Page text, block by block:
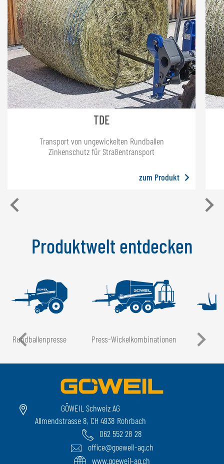
TDE
Transport von ungewickelten Rundballen
Zinkenschutz für Straßentransport
zum Produkt
Produktwelt entdecken
Rundballen­presse Press-Wickel­kombinationen
GÖWEIL Schweiz AG
Allmendstrasse 8, CH 4938 Rohrbach
062 552 28 28
office@goeweil-ag.ch
www.goeweil-ag.ch